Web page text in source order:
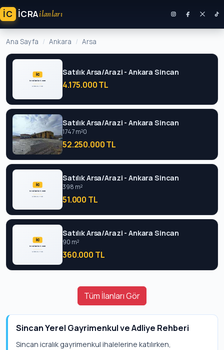
İC ICRAilanları
Ana Sayfa Ankara Arsa
Satılık Arsa/Arazi - Ankara Sincan
4.175.000 TL
Satılık Arsa/Arazi - Ankara Sincan
1747 m²0
52.250.000 TL
Satılık Arsa/Arazi - Ankara Sincan
398 m²
51.000 TL
Satılık Arsa/Arazi - Ankara Sincan
90 m²
360.000 TL
Tüm İlanları Gör
Sincan Yerel Gayrimenkul ve Adliye Rehberi
Sincan icralık gayrimenkul ihalelerine katılırken,